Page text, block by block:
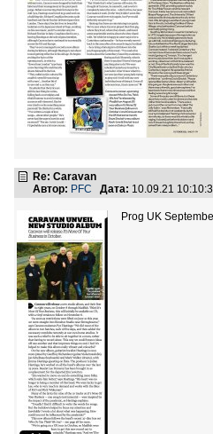
Re: Caravan
Автор: PFC Дата: 10.09.21
Prog UK